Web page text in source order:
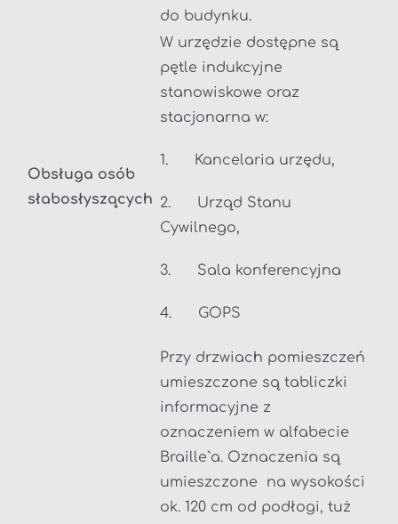
do budynku.
Obsługa osób
słabosłyszących
W urzędzie dostępne są
pętle indukcyjne
stanowiskowe oraz
stacjonarna w:
1. Kancelaria urzędu,
2. Urząd Stanu
Cywilnego,
3. Sala konferencyjna
4. GOPS
Przy drzwiach pomieszczeń
umieszczone są tabliczki
informacyjne z
oznaczeniem w alfabecie
Braille`a. Oznaczenia są
umieszczone na wysokości
ok. 120 cm od podłogi, tuż